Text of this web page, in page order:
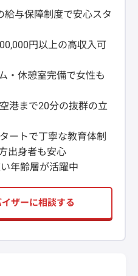
給与保障制度で安心スタ
円以上の高収入可
・休憩室完備で女性も
港まで20分の抜群の立
ートで丁寧な教育体制
出身者も安心
年齢層が活躍中
ザーに相談する